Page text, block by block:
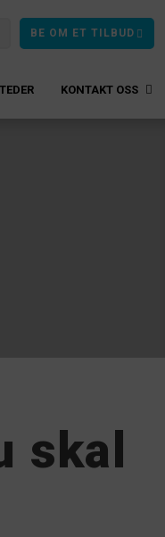
BE OM ET TILBUD
KONTAKT OSS
skal